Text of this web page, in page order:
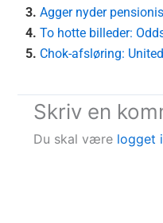
3. Agger nyder
4. To hotte billeder:
5. Chok-afsløring:
Skriv en
Du skal være logget